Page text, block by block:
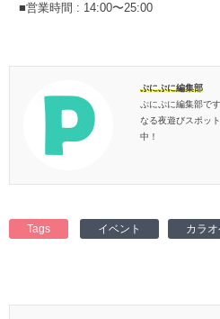
■営業時間 : 14:00〜25:00
ぷにぷに編集部
ぷにぷに編集部で
なる夜遊びスポッ
中！
Tags イベント カラオ